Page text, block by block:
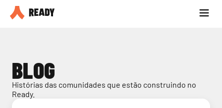
Seja parceiro
BLOG
Histórias das comunidades que estão construindo no
Ready.